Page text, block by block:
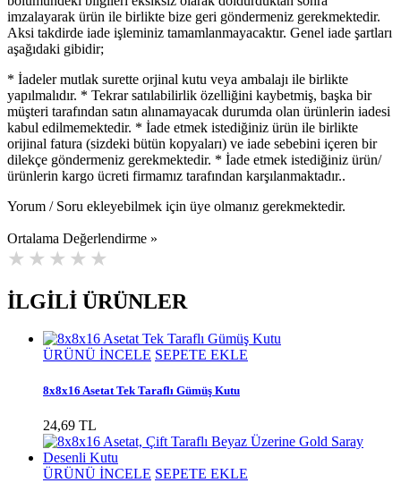
imzalayarak ürün ile birlikte bize geri göndermeniz gerekmektedir.
Aksi takdirde iade işleminiz tamamlanmayacaktır. Genel iade şartları
aşağıdaki gibidir;
* İadeler mutlak surette orjinal kutu veya ambalajı ile birlikte
yapılmalıdır. * Tekrar satılabilirlik özelliğini kaybetmiş, başka bir
müşteri tarafından satın alınamayacak durumda olan ürünlerin iadesi
kabul edilmemektedir. * İade etmek istediğiniz ürün ile birlikte
orijinal fatura (sizdeki bütün kopyaları) ve iade sebebini içeren bir
dilekçe göndermeniz gerekmektedir. * İade etmek istediğiniz ürün/
ürünlerin kargo ücreti firmamız tarafından karşılanmaktadır..
Yorum / Soru ekleyebilmek için üye olmanız gerekmektedir.
Ortalama Değerlendirme »
İLGİLİ ÜRÜNLER
ÜRÜNÜ İNCELE SEPETE EKLE
8x8x16 Asetat Tek Taraflı Gümüş Kutu
24,69 TL
ÜRÜNÜ İNCELE SEPETE EKLE